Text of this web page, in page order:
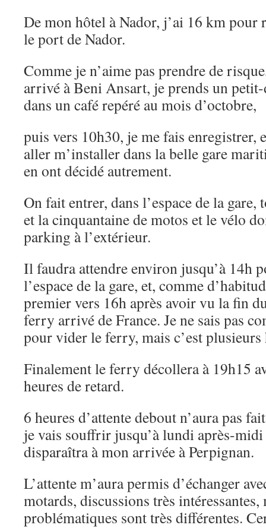
De mon hôtel à Nador, j’ai 16 km
le port de Nador.
Comme je n’aime pas prendre de
arrivé à Beni Ansart, je prends un
dans un café repéré au mois d’octobre,
puis vers 10h30, je me fais enregistrer,
aller m’installer dans la belle gare
en ont décidé autrement.
On fait entrer, dans l’espace de la gare,
et la cinquantaine de motos et le vélo
parking à l’extérieur.
Il faudra attendre environ jusqu’à 14h
l’espace de la gare, et, comme
premier vers 16h après avoir vu la fin
ferry arrivé de France. Je ne sais pas
pour vider le ferry, mais c’est plusieurs
Finalement le ferry décollera à 19h15
heures de retard.
6 heures d’attente debout n’aura pas
je vais souffrir jusqu’à lundi après-
disparaîtra à mon arrivée à Perpignan.
L’attente m’aura permis d’échanger
motards, discussions très intéressantes,
problématiques sont très différentes.